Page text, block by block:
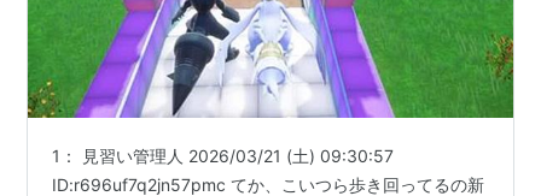
1： 見習い管理人 2026/03/21 (土) 09:30:57
ID:r696uf7q2jn57pmc てか、こいつら歩き回ってるの新